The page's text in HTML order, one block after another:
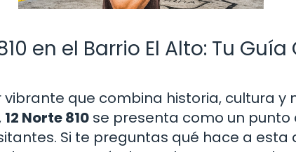
en el Barrio El Alto: Tu
vibrante que combina historia, cultura
12 Norte 810 se presenta como un
Si te preguntas qué hace a esta